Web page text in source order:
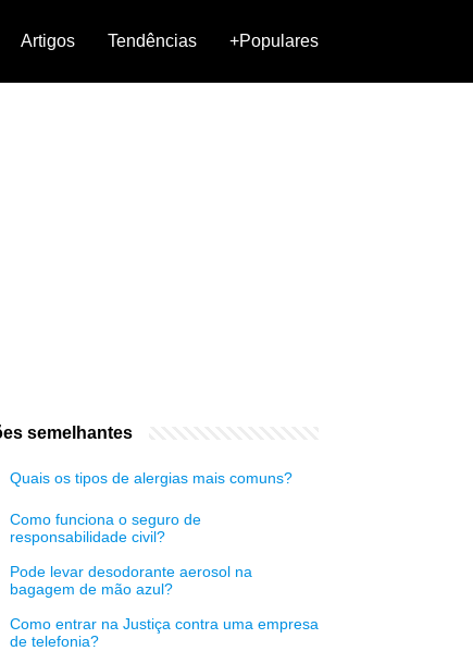
Artigos Tendências +Populares
semelhantes
Quais os tipos de alergias mais comuns?
Como funciona o seguro de
responsabilidade civil?
Pode levar desodorante aerosol na
bagagem de mão azul?
Como entrar na Justiça contra uma empresa
de telefonia?